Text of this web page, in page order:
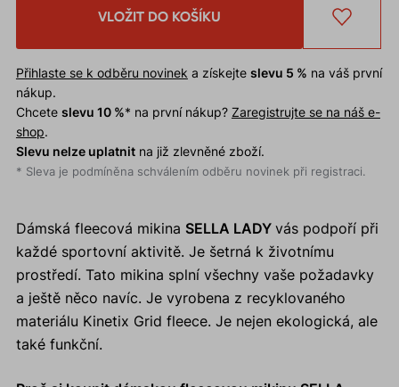
VLOŽIT DO KOŠÍKU
Přihlaste se k odběru novinek a získejte slevu 5 % na váš první
nákup.
Chcete slevu 10 %* na první nákup? Zaregistrujte se na náš e-
shop.
Slevu nelze uplatnitna již zlevněné zboží.
* Sleva je podmíněna schválením odběru novinek při registraci.
Dámská fleecová mikina SELLA LADY vás podpoří při
každé sportovní aktivitě. Je šetrná k životnímu
prostředí. Tato mikina splní všechny vaše požadavky
a ještě něco navíc. Je vyrobena z recyklovaného
materiálu Kinetix Grid fleece. Je nejen ekologická, ale
také funkční.